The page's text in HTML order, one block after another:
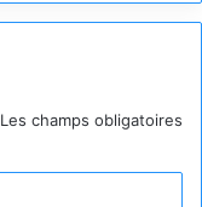
Les champs obligatoires